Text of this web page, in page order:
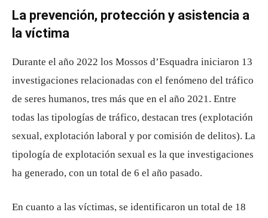
La prevención, protección y asistencia a
la víctima
Durante el año 2022 los Mossos d’Esquadra iniciaron 13
investigaciones relacionadas con el fenómeno del tráfico
de seres humanos, tres más que en el año 2021. Entre
todas las tipologías de tráfico, destacan tres (explotación
sexual, explotación laboral y por comisión de delitos). La
tipología de explotación sexual es la que investigaciones
ha generado, con un total de 6 el año pasado.
En cuanto a las víctimas, se identificaron un total de 18